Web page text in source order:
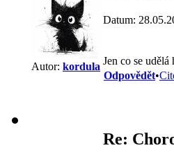
Autor: kordula
Datum:
Jen co se
Odpovědět•
Re: